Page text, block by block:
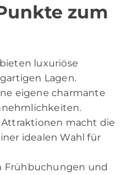
zum
luxuriöse
Lagen.
eigene charmante
Attraktionen macht die
idealen Wahl für
Frühbuchungen und